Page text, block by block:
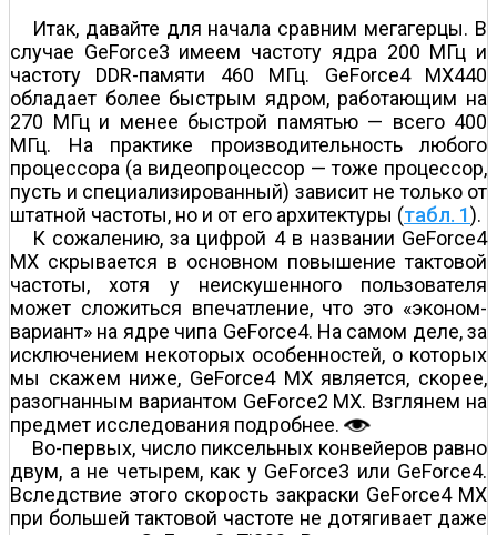
Итак, давайте для начала сравним мегагерцы. В
случае GeForce3 имеем частоту ядра 200 МГц и
частоту DDR-памяти 460 МГц. GeForce4 MX440
обладает более быстрым ядром, работающим на
270 МГц и менее быстрой памятью — всего 400
МГц. На практике производительность любого
процессора (а видеопроцессор — тоже процессор,
пусть и специализированный) зависит не только от
штатной частоты, но и от его архитектуры (табл. 1).
К сожалению, за цифрой 4 в названии GeForce4
MX скрывается в основном повышение тактовой
частоты, хотя у неискушенного пользователя
может сложиться впечатление, что это «эконом-
вариант» на ядре чипа GeForce4. На самом деле, за
исключением некоторых особенностей, о которых
мы скажем ниже, GeForce4 MX является, скорее,
разогнанным вариантом GeForce2 MX. Взглянем на
предмет исследования подробнее.
Во-первых, число пиксельных конвейеров равно
двум, а не четырем, как у GeForce3 или GeForce4.
Вследствие этого скорость закраски GeForce4 MX
при большей тактовой частоте не дотягивает даже